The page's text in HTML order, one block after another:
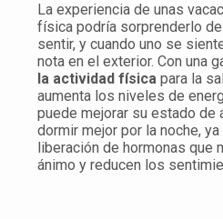
La experiencia de unas
física podría sorprenderlo
sentir, y cuando uno se
nota en el exterior. Con una
la actividad física para la
aumenta los niveles de
puede mejorar su estado de
dormir mejor por la noche,
liberación de hormonas que
ánimo y reducen los